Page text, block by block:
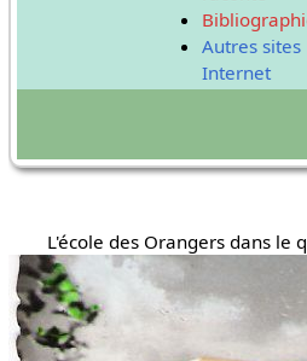
Autres sites
Internet
L'école des Orangers dans le